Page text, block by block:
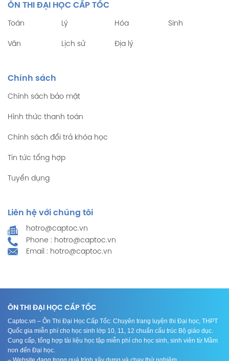
ÔN THI ĐẠI HỌC CẤP TỐC
Toán Lý Hóa Sinh
Văn Lịch sử Địa lý
Chính sách
Chính sách bảo mật
Hình thức thanh toán
Chính sách đổi trả khóa học
Tin tức tổng hợp
Tuyển dụng
Liên hệ với chúng tôi
hotro@captoc.vn
Phone : hotro@captoc.vn
Email : hotro@captoc.vn
ÔN THI ĐẠI HỌC CẤP TỐC
Captoc.vn – Ôn Thi Đại Học Cấp Tốc: Chuyên trang luyện thi Đại học, THPT
Quốc gia miễn phí cho học sinh lớp 10, 11, 12 chuẩn cấu trúc Bộ giáo dục.
Cung cấp, tổng hợp tài liệu học tập miễn phí cho học sinh, sinh viên từ Mầm
non đến Đại học.